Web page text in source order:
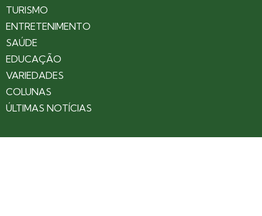
TURISMO
ENTRETENIMENTO
SAÚDE
EDUCAÇÃO
VARIEDADES
COLUNAS
ÚLTIMAS NOTÍCIAS